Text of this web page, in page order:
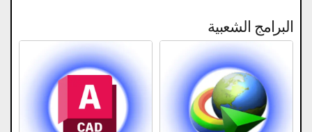
البرامج الشعبية